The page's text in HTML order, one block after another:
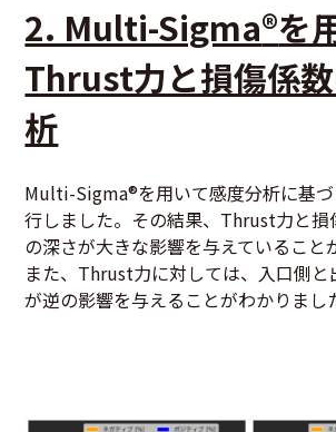
2. Multi-Sigma®を
Thrust力と損傷係
析
Multi-Sigma®を用いて感度分析に基
行しました。その結果、Thrust力と損
の深さが大きな影響を与えていること
また、Thrust力に対しては、入口側と
が逆の影響を与えることがわかりまし